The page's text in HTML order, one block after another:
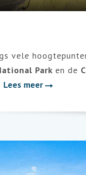
vele
Park en de
Lees meer